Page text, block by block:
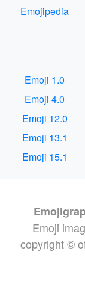
Emojipedia
Emoji 1.0
Emoji 4.0
Emoji 12.0
Emoji 13.1
Emoji 15.1
Emoji
copyright ©